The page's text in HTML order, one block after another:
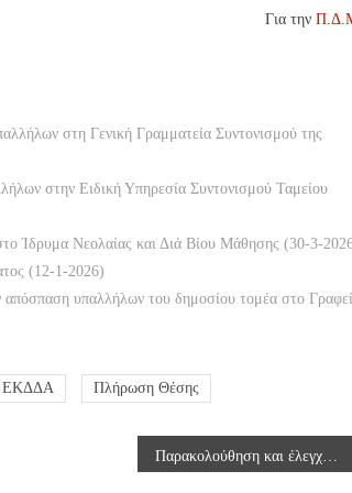
Για την
στη Γενική Γραμματεία Συντονισμού της
στην Ειδική Υπηρεσία Συντονισμού Ταμείου
Ίδρυμα Νεολαίας και Διά Βίου Μάθησης (30-3-
(12-1-2026)
υπαλλήλων του δημοσίου τομέα στο
ΕΚΔΔΑ Πλήρωση Θέσης